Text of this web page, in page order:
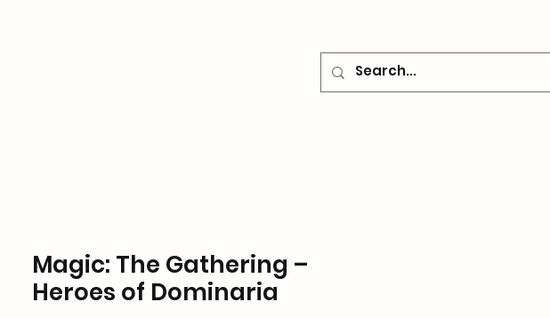
Magic: The Gathering –
Heroes of Dominaria